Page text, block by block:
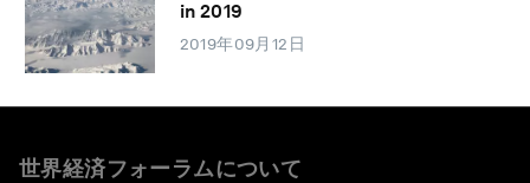
in 2019
2019年09月12日
世界経済フォーラムについて